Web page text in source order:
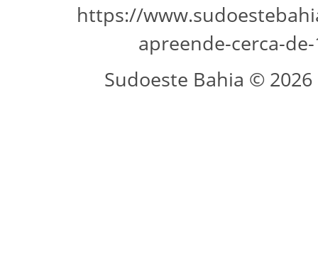
https://
apreende-cerca-
Sudoeste Bahia ©